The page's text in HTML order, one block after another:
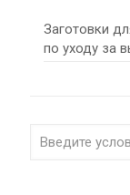
Заготовки
по уходу за